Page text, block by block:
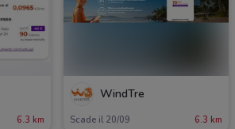
6.3 km
WindTre
Scade il 20/09 6.3 km